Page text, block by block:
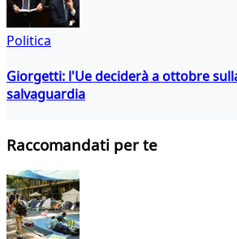
Politica
Giorgetti: l'Ue deciderà a ottobre
salvaguardia
Raccomandati per te